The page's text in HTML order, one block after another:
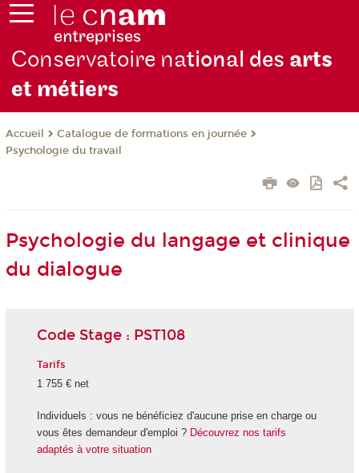
Conservatoire national des arts
et métiers
Accueil
Catalogue de formations en journée
Psychologie du travail
Psychologie du langage et clinique
du dialogue
Code Stage : PST108
Tarifs
1 755 € net
Individuels : vous ne bénéficiez d'aucune prise en charge ou
vous êtes demandeur d'emploi ? Découvrez nos tarifs
adaptés à votre situation